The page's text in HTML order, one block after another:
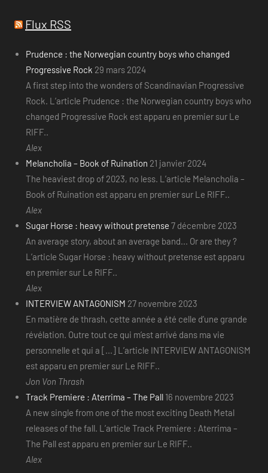
Flux RSS
Prudence : the Norwegian country boys who changed
Progressive Rock 29 mars 2024
A first step into the wonders of Scandinavian Progressive
Rock. L’article Prudence : the Norwegian country boys who
changed Progressive Rock est apparu en premier sur Le
RIFF..
Alex
Melancholia – Book of Ruination 21 janvier 2024
The heaviest drop of 2023, no less. L’article Melancholia –
Book of Ruination est apparu en premier sur Le RIFF..
Alex
Sugar Horse : heavy without pretense 7 décembre 2023
An average story, about an average band... Or are they ?
L’article Sugar Horse : heavy without pretense est apparu
en premier sur Le RIFF..
Alex
INTERVIEW ANTAGONISM 27 novembre 2023
En matière de thrash, cette année a été celle d’une grande
révélation. Outre tout ce qui m’est arrivé dans ma vie
personnelle et qui a [...] L’article INTERVIEW ANTAGONISM
est apparu en premier sur Le RIFF..
Jon Von Thrash
Track Premiere : Aterrima – The Pall 16 novembre 2023
A new single from one of the most exciting Death Metal
releases of the fall. L’article Track Premiere : Aterrima –
The Pall est apparu en premier sur Le RIFF..
Alex